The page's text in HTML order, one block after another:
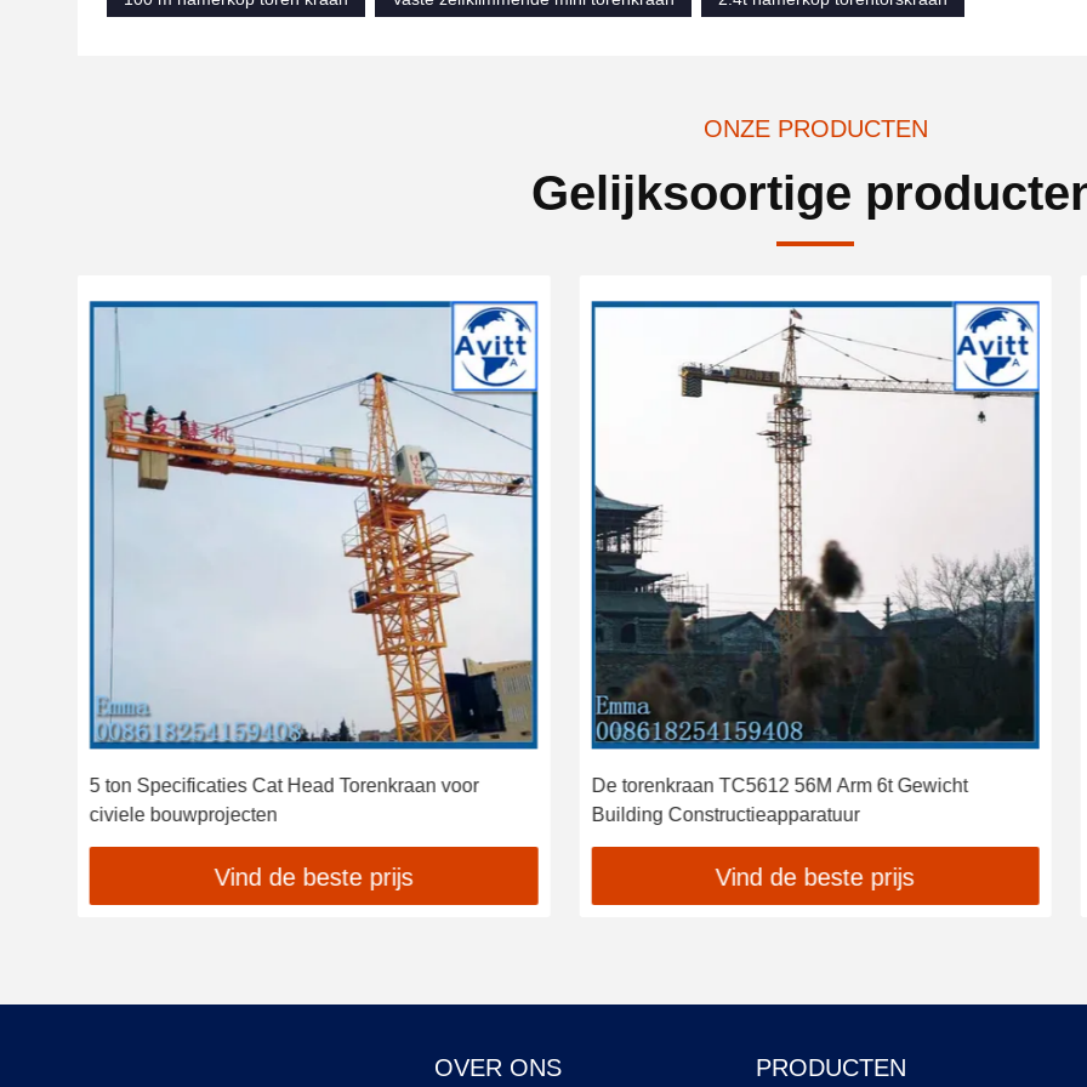
ONZE PRODUCTEN
Gelijksoortige
5 ton Specificaties Cat Head Torenkraan voor
civiele bouwprojecten
Vind de beste prijs
De torenkraan TC5612 56M Arm 6t Gewicht
Building Constructieapparatuur
Vind de beste prijs
OVER ONS PRODUCTEN